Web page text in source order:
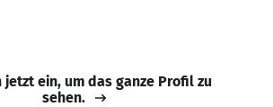
jetzt ein, um das ganze Profil zu
sehen.